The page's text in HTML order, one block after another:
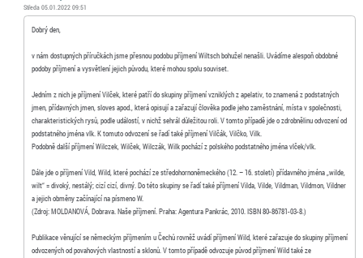
Středa 05.01.2022 09:51
Dobrý den,
v nám dostupných příručkách jsme přesnou podobu příjmení Wiltsch bohužel nenašli. Uvádíme alespoň obdobné
podoby příjmení a vysvětlení jejich původu, které mohou spolu souviset.
Jedním z nich je příjmení Vilček, které patří do skupiny příjmení vzniklých z apelativ, to znamená z podstatných
jmen, přídavných jmen, sloves apod., která opisují a zařazují člověka podle jeho zaměstnání, místa v společnosti,
charakteristických rysů, podle událostí, v nichž sehrál důležitou roli. V tomto případě jde o zdrobnělinu odvození od
podstatného jména vlk. K tomuto odvození se řadí také příjmení Vilčák, Vilčko, Vilk.
Podobně další příjmení Wilczek, Wilček, Wilczák, Wilk pochází z polského podstatného jména vlček/vlk.
Dále jde o příjmení Vild, Wild, které pochází ze středohornoněmeckého (12. – 16. století) přídavného jména „wilde,
wilt“ = divoký, nestálý; cizí cizí, divný. Do této skupiny se řadí také příjmení Vilda, Vilde, Vildman, Vildmon, Vildner
a jejich obměny začínající na písmeno W.
(Zdroj: MOLDANOVÁ, Dobrava. Naše příjmení. Praha: Agentura Pankrác, 2010. ISBN 80-86781-03-8.)
Publikace věnující se německým příjmením u Čechů rovněž uvádí příjmení Wild, které zařazuje do skupiny příjmení
odvozených od povahových vlastností a sklonů. V tomto případě odvozuje původ příjmení Wild také ze